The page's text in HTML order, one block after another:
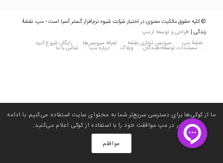
© کلیه حقوق مالکیت معنوی در اختیار شرکت شیوه نرم‌افزار گستر آسیا است - مپ، نقشهٔ
زندگی | طراحی و توسعه از مپ
نقشه‌ٔ مپ
سرویس تجاری نقشه تعرفه سرویس‌ها رایگان شروع کنید
مستندات توسعه‌دهندگان وبلاگ درباره مپ تماس با ما
ما از کوکی‌ها برای دسترسی سریع‌تر شما به محتوای سایت استفاده می‌کنیم. با ادامه
حضور در مپ موافقت خود را با استفاده از کوکی اعلام می‌کنید. ‌
موافقم